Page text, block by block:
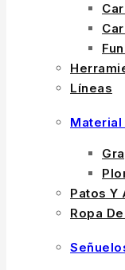
Líneas
Patos Y
Ropa